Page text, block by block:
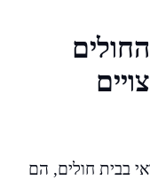
בבית חולים, הם